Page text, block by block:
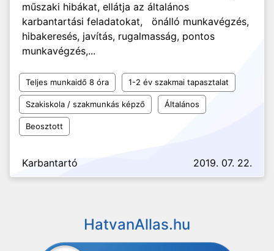
műszaki hibákat, ellátja az általános
karbantartási feladatokat, önálló munkavégzés,
hibakeresés, javítás, rugalmasság, pontos
munkavégzés,...
Teljes munkaidő 8 óra 1-2 év szakmai tapasztalat
Szakiskola / szakmunkás képző Általános
Beosztott
Karbantartó 2019. 07. 22.
HatvanAllas.hu